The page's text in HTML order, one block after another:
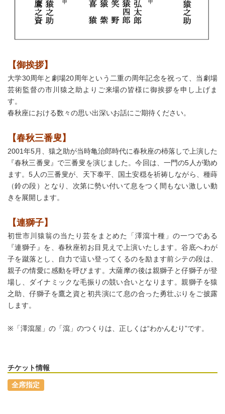
【御挨拶】
大学30周年と劇場20周年という二重の周年記念を祝って、当劇場
芸術監督の市川猿之助よりご来場の皆様に御挨拶を申し上げま
す。
春秋座における数々の思い出深いお話にご期待ください。
【春秋三番叟】
2001年5月、猿之助が当時亀治郎時代に春秋座の杮落しで上演した
『春秋三番叟』で三番叟を演じました。今回は、一門の5人が勤め
ます。5人の三番叟が、天下泰平、国土安穏を祈祷しながら、種蒔
（鈴の段）となり、次第に勢い付いて息をつく間もない激しい動
きを展開します。
【連獅子】
初世市川猿翁の当たり芸をまとめた「澤瀉十種」の一つである
『連獅子』を、春秋座初お目見えで上演いたします。谷底へわが
子を蹴落とし、自力で這い登ってくるのを励ます前シテの段は、
親子の情愛に感動を呼びます。大薩摩の後は親獅子と仔獅子が登
場し、ダイナミックな毛振りの競い合いとなります。親獅子を猿
之助、仔獅子を鷹之資と初共演にて息の合った勇壮ぶりをご披露
します。
※「澤瀉屋」の「瀉」のつくりは、正しくは“わかんむり”です。
チケット情報
全席指定